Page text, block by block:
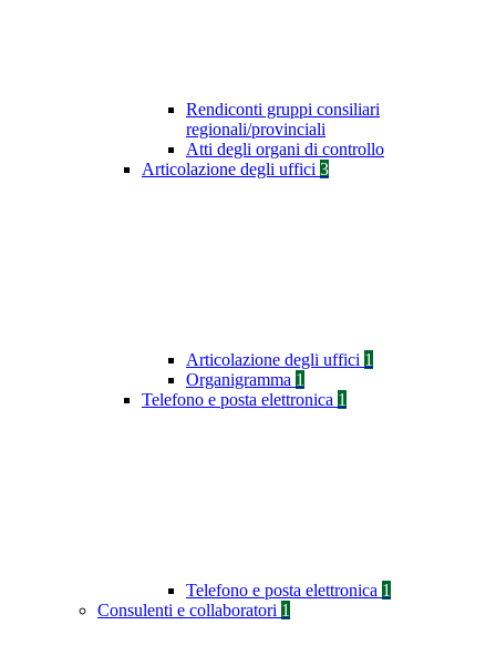
Rendiconti gruppi consiliari
regionali/provinciali
Atti degli organi di controllo
Articolazione degli uffici 3
Articolazione degli uffici 1
Organigramma 1
Telefono e posta elettronica 1
Telefono e posta elettronica 1
Consulenti e collaboratori 1